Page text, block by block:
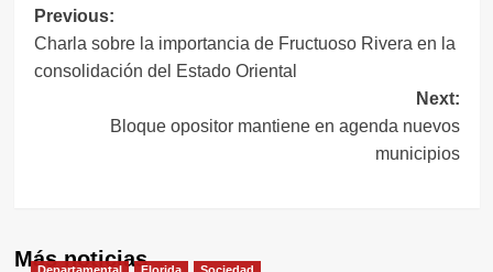
Navegación
de
Previous:
Charla sobre la importancia de Fructuoso Rivera en la
consolidación del Estado Oriental
Next:
Bloque opositor mantiene en agenda nuevos
municipios
Más noticias